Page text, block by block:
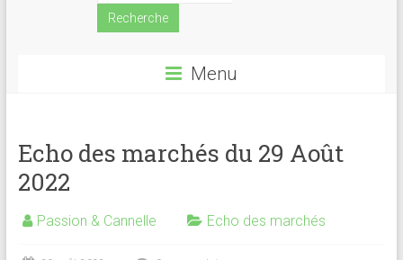
Menu
Echo des marchés du 29 Août
2022
Passion & Cannelle Echo des marchés